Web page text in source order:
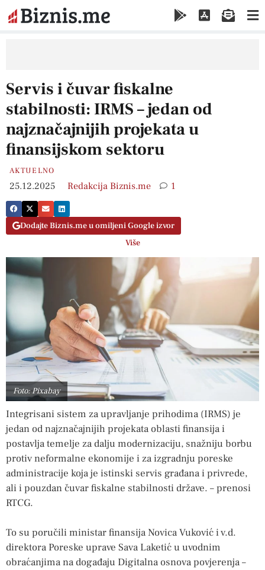
Servis i čuvar fiskalne
stabilnosti: IRMS – jedan od
najznačajnijih projekata u
finansijskom sektoru
AKTUELNO
25.12.2025 Redakcija Biznis.me 1
Dodajte Biznis.me u omiljeni Google izvor
Više
Foto: Pixabay
Integrisani sistem za upravljanje prihodima (IRMS) je
jedan od najznačajnijih projekata oblasti finansija i
postavlja temelje za dalju modernizaciju, snažniju borbu
protiv neformalne ekonomije i za izgradnju poreske
administracije koja je istinski servis građana i privrede,
ali i pouzdan čuvar fiskalne stabilnosti države. – prenosi
RTCG.
To su poručili ministar finansija Novica Vuković i v.d.
direktora Poreske uprave Sava Laketić u uvodnim
obraćanjima na događaju Digitalna osnova povjerenja –